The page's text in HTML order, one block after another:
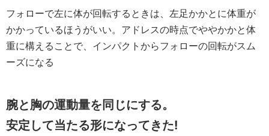
フォローで左に体が回転するときは、左足かかとに体重が
かかっているほうがいい。アドレスの時点でややかかと体
重に構えることで、インパクトからフォローの回転がスム
ーズになる
腕と胸の運動量を同じにする。
安定して当たる形になってきた!